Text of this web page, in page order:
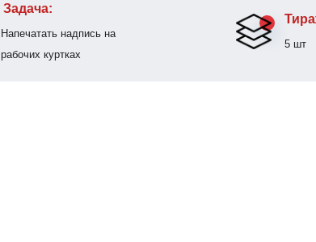
Задача:
Напечатать надпись на
рабочих куртках
5 шт